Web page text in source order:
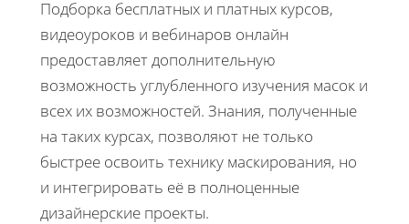
Подборка бесплатных и платных курсов,
видеоуроков и вебинаров онлайн
предоставляет дополнительную
возможность углубленного изучения масок и
всех их возможностей. Знания, полученные
на таких курсах, позволяют не только
быстрее освоить технику маскирования, но
и интегрировать её в полноценные
дизайнерские проекты.